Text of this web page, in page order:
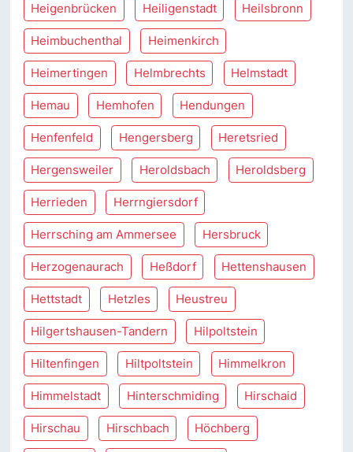
Heigenbrücken Heiligenstadt Heilsbronn
Heimbuchenthal Heimenkirch
Heimertingen Helmbrechts Helmstadt
Hemau Hemhofen Hendungen
Henfenfeld Hengersberg Heretsried
Hergensweiler Heroldsbach Heroldsberg
Herrieden Herrngiersdorf
Herrsching am Ammersee Hersbruck
Herzogenaurach Heßdorf Hettenshausen
Hettstadt Hetzles Heustreu
Hilgertshausen-Tandern Hilpoltstein
Hiltenfingen Hiltpoltstein Himmelkron
Himmelstadt Hinterschmiding Hirschaid
Hirschau Hirschbach Höchberg